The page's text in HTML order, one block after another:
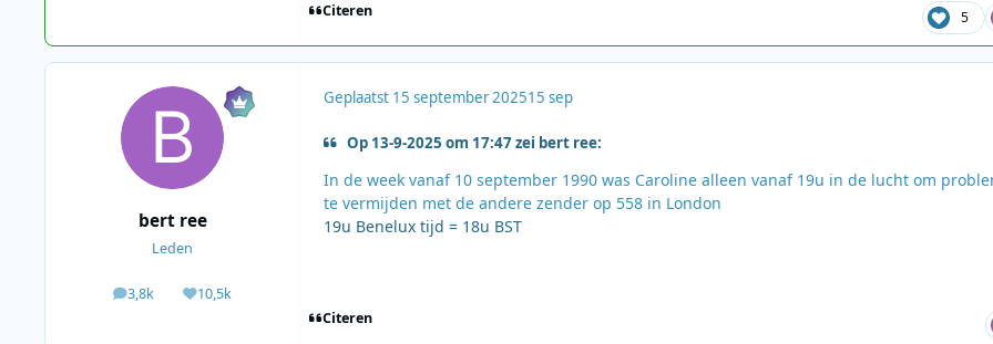
Citeren 5
bert ree
Leden
3,8k
berichten10,5k
Waardering
Geplaatst 15 september 202515 sep
Op 13-9-2025 om 17:47 zei bert ree:
In de week vanaf 10 september 1990 was Caroline alleen vanaf 19u in de lucht om
te vermijden met de andere zender op 558 in London
19u Benelux tijd = 18u BST
Citeren